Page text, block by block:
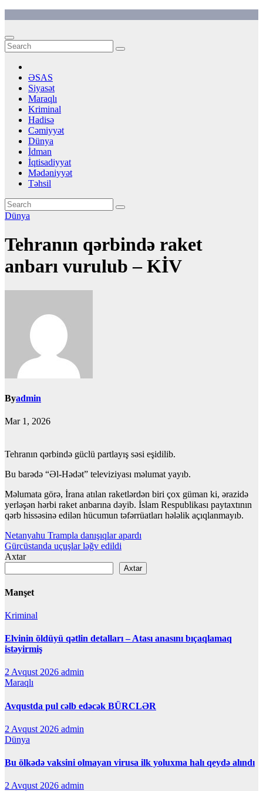
content
ƏSAS
Siyasət
Maraqlı
Kriminal
Hadisə
Cəmiyyət
Dünya
İdman
İqtisadiyyat
Mədəniyyət
Təhsil
Dünya
Tehranın qərbində raket
anbarı vurulub – KİV
Byadmin
Mar 1, 2026
Tehranın qərbində güclü partlayış səsi eşidilib.
Bu barədə “Əl-Hədət” televiziyası məlumat yayıb.
Məlumata görə, İrana atılan raketlərdən biri çox güman ki, ərazidə
yerləşən hərbi raket anbarına dəyib. İslam Respublikası paytaxtının
qərb hissəsinə edilən hücumun təfərrüatları hələlik açıqlanmayıb.
Yazı
naviqasiyası
Netanyahu Trampla danışıqlar apardı
Gürcüstanda uçuşlar ləğv edildi
Axtar
Axtar
Manşet
Kriminal
Elvinin öldüyü qətlin detalları – Atası anasını bıçaqlamaq
istəyirmiş
2 Avqust 2026 admin
Maraqlı
Avqustda pul cəlb edəcək BÜRCLƏR
2 Avqust 2026 admin
Dünya
Bu ölkədə vaksini olmayan virusa ilk yoluxma halı qeydə alındı
2 Avqust 2026 admin